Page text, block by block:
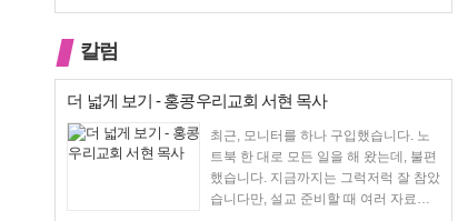
칼럼
더 넓게 보기 - 홍콩우리교회 서현 목사
최근, 모니터를 하나 구입했습니다. 노
트북 한 대로 모든 일을 해 왔는데, 불편
했습니다. 지금까지는 그럭저럭 잘 참았
습니다만, 설교 준비할 때 여러 자료를